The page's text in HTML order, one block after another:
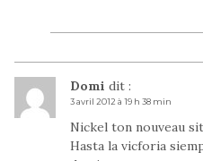
Domi dit :
3 avril 2012 à 19 h 38 min
Nickel ton nouveau
Hasta la vicforia